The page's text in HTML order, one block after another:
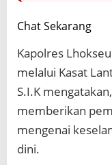
Chat Sekarang
Kapolres
melalui Kasat
S.I.K
memberikan
mengenai
dini.